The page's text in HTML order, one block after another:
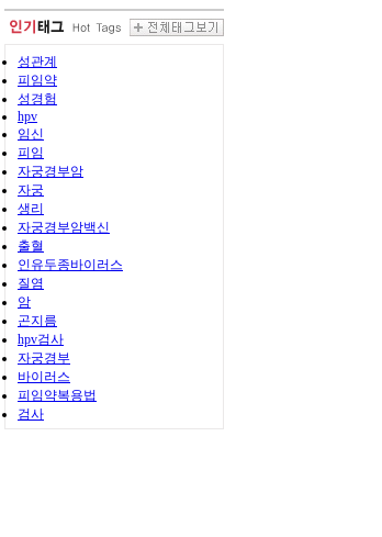
성관계
피임약
성경험
hpv
임신
피임
자궁경부암
자궁
생리
자궁경부암백신
출혈
인유두종바이러스
질염
암
곤지름
hpv검사
자궁경부
바이러스
피임약복용법
검사